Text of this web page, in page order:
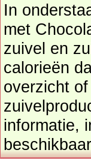
In
met
zuivel en zuivelproducten.
calorieën
informatie,